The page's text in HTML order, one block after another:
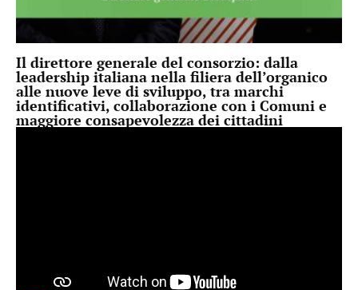
Il direttore generale del consorzio: dalla
leadership italiana nella filiera dell’organico
alle nuove leve di sviluppo, tra marchi
identificativi, collaborazione con i Comuni e
maggiore consapevolezza dei cittadini